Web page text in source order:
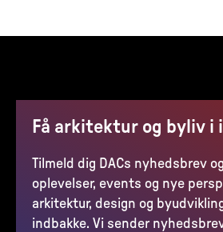
Få arkitektur og byliv i
Tilmeld dig DACs nyhedsbrev
oplevelser, events og nye
arkitektur, design og
indbakke. Vi sender